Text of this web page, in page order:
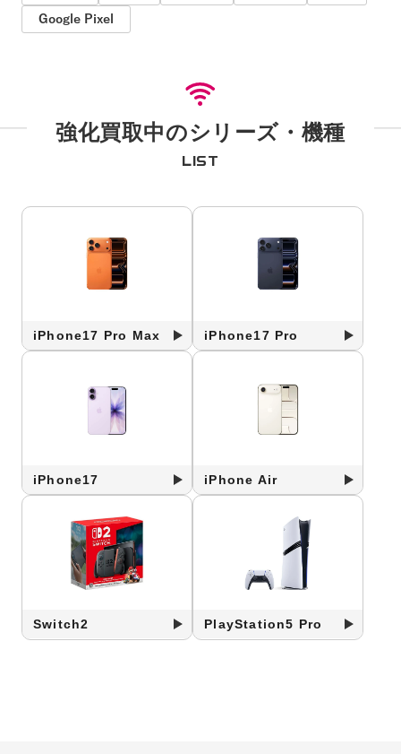
Google Pixel
強化買取中のシリーズ・機種
LIST
iPhone17 Pro Max iPhone17 Pro
iPhone17 iPhone Air
Switch2 PlayStation5 Pro